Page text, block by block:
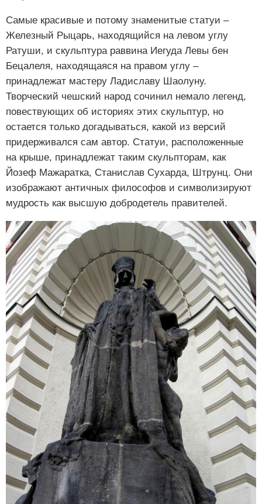
Самые красивые и потому знаменитые статуи –
Железный Рыцарь, находящийся на левом углу
Ратуши, и скульптура раввина Иегуда Левы бен
Бецалеля, находящаяся на правом углу –
принадлежат мастеру Ладиславу Шаолуну.
Творческий чешский народ сочинил немало легенд,
повествующих об историях этих скульптур, но
остается только догадываться, какой из версий
придерживался сам автор. Статуи, расположенные
на крыше, принадлежат таким скульпторам, как
Йозеф Мажаратка, Станислав Сухарда, Штрунц. Они
изображают античных философов и символизируют
мудрость как высшую добродетель правителей.